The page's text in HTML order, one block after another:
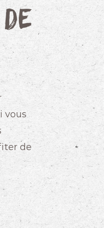
vous
de